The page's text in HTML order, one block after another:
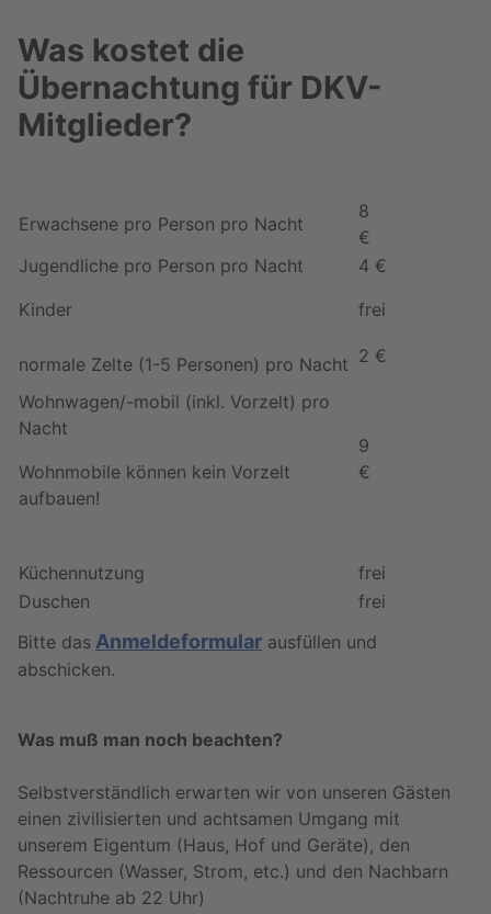
Was kostet die
Übernachtung für DKV-
Mitglieder?
Erwachsene pro Person pro Nacht
8
€
Jugendliche pro Person pro Nacht
Kinder
4 €
frei
normale Zelte (1-5 Personen) pro Nacht 2 €
Wohnwagen/-mobil (inkl. Vorzelt) pro
Nacht
Wohnmobile können kein Vorzelt
aufbauen!
9
€
Küchennutzung
frei
Duschen
frei
Bitte das Anmeldeformular ausfüllen und
abschicken.
Was muß man noch beachten?
Selbstverständlich erwarten wir von unseren Gästen
einen zivilisierten und achtsamen Umgang mit
unserem Eigentum (Haus, Hof und Geräte), den
Ressourcen (Wasser, Strom, etc.) und den Nachbarn
(Nachtruhe ab 22 Uhr)